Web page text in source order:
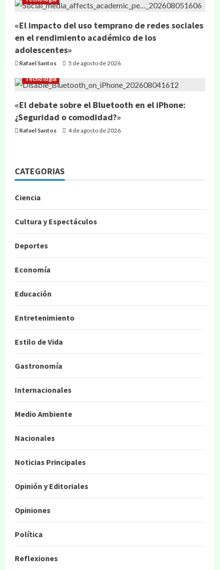
«El impacto del uso temprano de redes sociales
en el rendimiento académico de los
adolescentes»
Rafael Santos 5 de agosto de 2026
Tecnología
«El debate sobre el Bluetooth en el iPhone:
¿Seguridad o comodidad?»
Rafael Santos 4 de agosto de 2026
CATEGORIAS
Ciencia
Cultura y Espectáculos
Deportes
Economía
Educación
Entretenimiento
Estilo de Vida
Gastronomía
Internacionales
Medio Ambiente
Nacionales
Noticias Principales
Opinión y Editoriales
Opiniones
Política
Reflexiones